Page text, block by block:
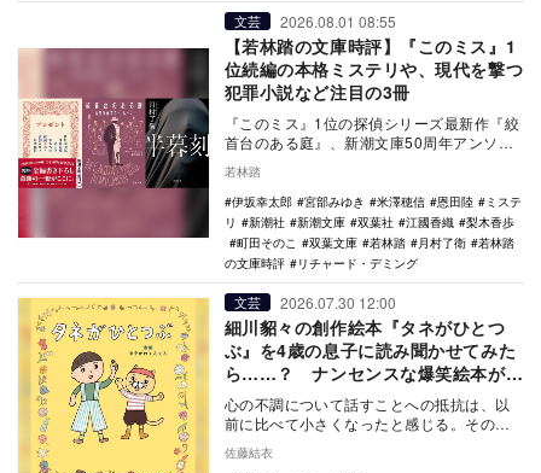
文芸 2026.08.01 08:55
【若林踏の文庫時評】『このミス』1
位続編の本格ミステリや、現代を撃つ
犯罪小説など注目の3冊
『このミス』1位の探偵シリーズ最新作『絞
首台のある庭』、新潮文庫50周年アンソロ
暮刻』など…
若林踏
伊坂幸太郎
宮部みゆき 米澤穂信 恩田陸
ミステ
リ
新潮社 新潮文庫 双葉社 江國香織
梨木香歩
町田そのこ
双葉文庫 若林踏 月村了衛
若林踏
の文庫時評
リチャード・デミング
文芸 2026.07.30 12:00
細川貂々の創作絵本『タネがひとつ
ぶ』を4歳の息子に読み聞かせてみた
ら……？ ナンセンスな爆笑絵本が教
えてくれること
心の不調について話すことへの抵抗は、以
前に比べて小さくなったと感じる。その大
きな一歩を切り拓いた作品のひとつが、
2006年に刊行…
佐藤結衣